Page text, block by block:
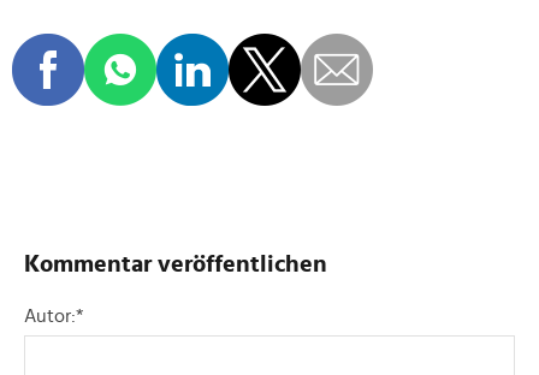
Kommentar veröffentlichen
Autor:*